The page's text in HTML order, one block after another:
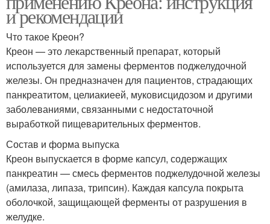
и рекомендации
Что такое Креон?
Креон — это лекарственный препарат, который
используется для замены ферментов поджелудочной
железы. Он предназначен для пациентов, страдающих
панкреатитом, целиакиеей, муковисцидозом и другими
заболеваниями, связанными с недостаточной
выработкой пищеварительных ферментов.
Состав и форма выпуска
Креон выпускается в форме капсул, содержащих
панкреатин — смесь ферментов поджелудочной железы
(амилаза, липаза, трипсин). Каждая капсула покрыта
оболочкой, защищающей ферменты от разрушения в
желудке.